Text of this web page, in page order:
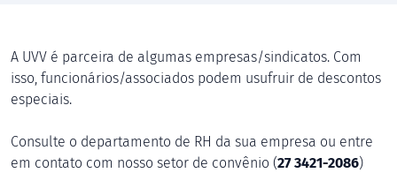
A UVV é parceira de algumas empresas/sindicatos. Com
isso, funcionários/associados podem usufruir de descontos
especiais.
Consulte o departamento de RH da sua empresa ou entre
em contato com nosso setor de convênio (27 3421-2086)